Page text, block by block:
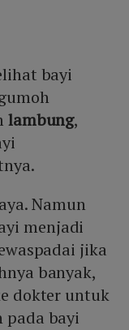
bayi
lambung,
Namun
menjadi
jika
banyak,
dokter untuk
pada bayi